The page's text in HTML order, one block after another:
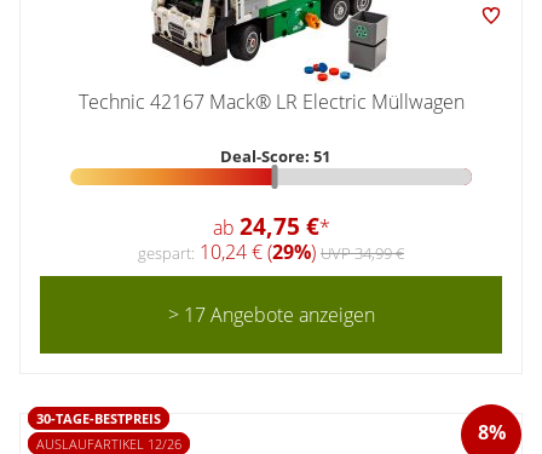
Technic 42167 Mack® LR Electric Müllwagen
Deal-Score: 51
ab 24,75 €*
gespart: 10,24 € (29%) UVP 34,99 €
> 17 Angebote anzeigen
8%
30-TAGE-BESTPREIS
AUSLAUFARTIKEL 12/26